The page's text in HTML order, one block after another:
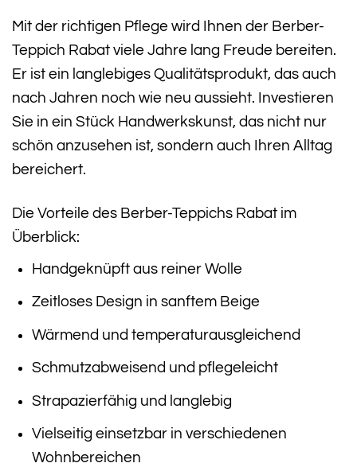
Mit der richtigen Pflege wird Ihnen der Berber-
Teppich Rabat viele Jahre lang Freude bereiten.
Er ist ein langlebiges Qualitätsprodukt, das auch
nach Jahren noch wie neu aussieht. Investieren
Sie in ein Stück Handwerkskunst, das nicht nur
schön anzusehen ist, sondern auch Ihren Alltag
bereichert.
Die Vorteile des Berber-Teppichs Rabat im
Überblick:
Handgeknüpft aus reiner Wolle
Zeitloses Design in sanftem Beige
Wärmend und temperaturausgleichend
Schmutzabweisend und pflegeleicht
Strapazierfähig und langlebig
Vielseitig einsetzbar in verschiedenen
Wohnbereichen